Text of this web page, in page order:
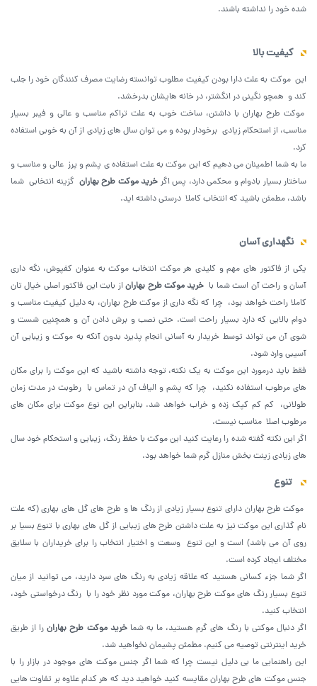
شده خود را نداشته باشند.
کیفیت بالا
این موکت به علت دارا بودن کیفیت مطلوب توانسته رضایت مصرف کنندگان خود را جلب
کند و همچو نگینی در انگشتر، در خانه هایشان بدرخشد.
موکت طرح بهاران با داشتن، ساخت خوب به علت تراکم مناسب و عالی و فیبر بسیار
مناسب، از استحکام زیادی برخودار بوده و می توان سال های زیادی از آن به خوبی استفاده
کرد.
ما به شما اطمینان می دهیم که این موکت به علت استفاده ی پشم و پرز عالی و مناسب و
ساختار بسیار بادوام و محکمی دارد، پس اگر خرید موکت طرح بهاران گزینه انتخابی شما
باشد، مطمئن باشید که انتخاب کاملا درستی داشته اید.
نگهداری آسان
یکی از فاکتور های مهم و کلیدی هر موکت انتخاب موکت به عنوان کفپوش، نگه داری
آسان و راحت آن است شما با خرید موکت طرح بهاراناز بابت این فاکتور اصلی خیال تان
کاملا راحت خواهد بود، چرا که نگه داری از موکت طرح بهاران، به دلیل کیفیت مناسب و
دوام بالایی که دارد بسیار راحت است. حتی نصب و برش دادن آن و همچنین شست و
شوی آن می تواند توسط خریدار به آسانی انجام پذیرد بدون آنکه به موکت و زیبایی آن
آسیبی وارد شود.
فقط باید درمورد این موکت به یک نکته، توجه داشته باشید که این موکت را برای مکان
های مرطوب استفاده نکنید، چرا که پشم و الیاف آن در تماس با رطوبت در مدت زمان
طولانی، کم کم کپک زده و خراب خواهد شد. بنابراین این نوع موکت برای مکان های
مرطوب اصلا مناسب نیست.
اگر این نکته گفته شده را رعایت کنید این موکت با حفظ رنگ، زیبایی و استحکام خود سال
های زیادی زینت بخش منازل گرم شما خواهد بود.
تنوع
موکت طرح بهاران دارای تنوع بسیار زیادی از رنگ ها و طرح های گل های بهاری (که علت
نام گذاری این موکت نیز به علت داشتن طرح های زیبایی از گل های بهاری با تنوع بسیا بر
روی آن می باشد) است و این تنوع وسعت و اختیار انتخاب را برای خریداران با سلایق
مختلف ایجاد کرده است.
اگر شما جزء کسانی هستید که علاقه زیادی به رنگ های سرد دارید، می توانید از میان
تنوع بسیار رنگ های موکت طرح بهاران، موکت مورد نظر خود را با رنگ درخواستی خود،
انتخاب کنید.
اگر دنبال موکتی با رنگ های گرم هستید، ما به شماخرید موکت طرح بهارانرا از طریق
خرید اینترنتی توصیه می کنیم. مطمئن پشیمان نخواهید شد.
این راهنمایی ما بی دلیل نیست چرا که شما اگر جنس موکت های موجود در بازار را با
جنس موکت های طرح بهاران مقایسه کنید خواهید دید که هر کدام علاوه بر تفاوت هایی